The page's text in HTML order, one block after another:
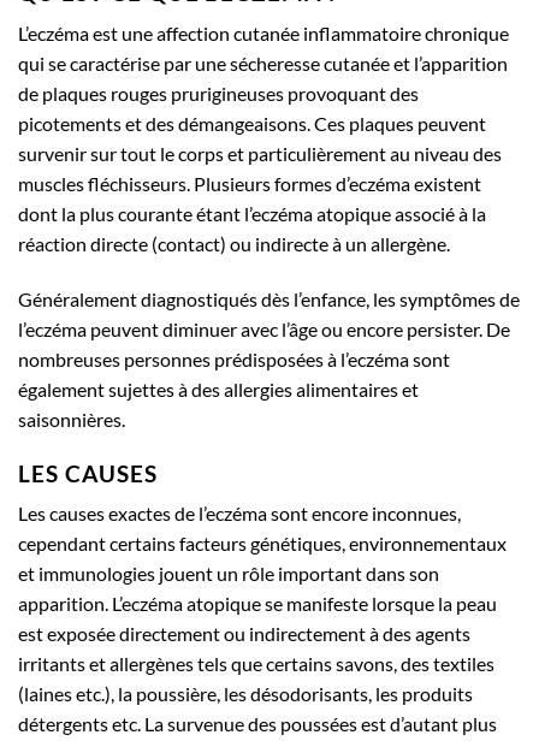
L’eczéma est une affection cutanée inflammatoire chronique
qui se caractérise par une sécheresse cutanée et l’apparition
de plaques rouges prurigineuses provoquant des
picotements et des démangeaisons. Ces plaques peuvent
survenir sur tout le corps et particulièrement au niveau des
muscles fléchisseurs. Plusieurs formes d’eczéma existent
dont la plus courante étant l’eczéma atopique associé à la
réaction directe (contact) ou indirecte à un allergène.
Généralement diagnostiqués dès l’enfance, les symptômes de
l’eczéma peuvent diminuer avec l’âge ou encore persister. De
nombreuses personnes prédisposées à l’eczéma sont
également sujettes à des allergies alimentaires et
saisonnières.
LES CAUSES
Les causes exactes de l’eczéma sont encore inconnues,
cependant certains facteurs génétiques, environnementaux
et immunologies jouent un rôle important dans son
apparition. L’eczéma atopique se manifeste lorsque la peau
est exposée directement ou indirectement à des agents
irritants et allergènes tels que certains savons, des textiles
(laines etc.), la poussière, les désodorisants, les produits
détergents etc. La survenue des poussées est d’autant plus